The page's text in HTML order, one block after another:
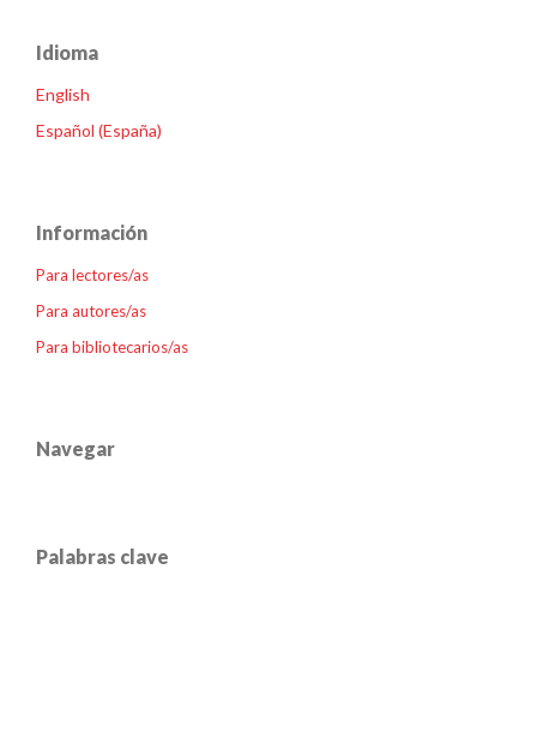
Idioma
English
Español (España)
Información
Para lectores/as
Para autores/as
Para bibliotecarios/as
Navegar
Palabras clave